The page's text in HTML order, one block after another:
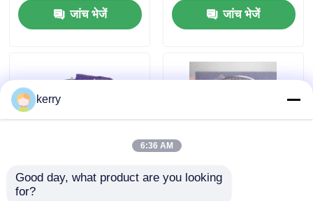
गुणवत्ता नियंत्रण
ब्लॉग
एक उद्धरण का अनुरोध करें
एबीबी 800xa
जांच भेजें
मैकेनिकल की स्विच के साथ
बैटरी और की स्विच मॉड्यूल
जांच भेजें
CA202 144-202-000-
kerry
6:36 AM
Good day, what product are you looking
for?